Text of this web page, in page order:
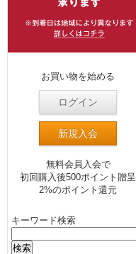
お買い物を始める
ログイン
新規入会
無料会員入会で
初回購入後500ポイント贈呈
2%のポイント還元
キーワード検索